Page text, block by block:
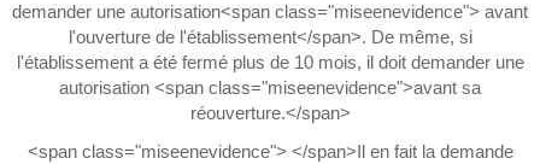
demander une autorisation<span class="miseenevidence"> avant
l'ouverture de l'établissement</span>. De même, si
l'établissement a été fermé plus de 10 mois, il doit demander une
autorisation <span class="miseenevidence">avant sa
réouverture.</span>
<span class="miseenevidence"> </span>Il en fait la demande